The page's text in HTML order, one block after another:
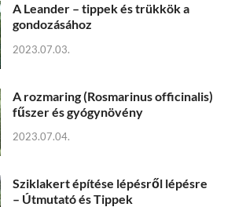
A Leander – tippek és trükkök a
gondozásához
2023.07.03.
A rozmaring (Rosmarinus officinalis)
fűszer és gyógynövény
2023.07.04.
Sziklakert építése lépésről lépésre
– Útmutató és Tippek